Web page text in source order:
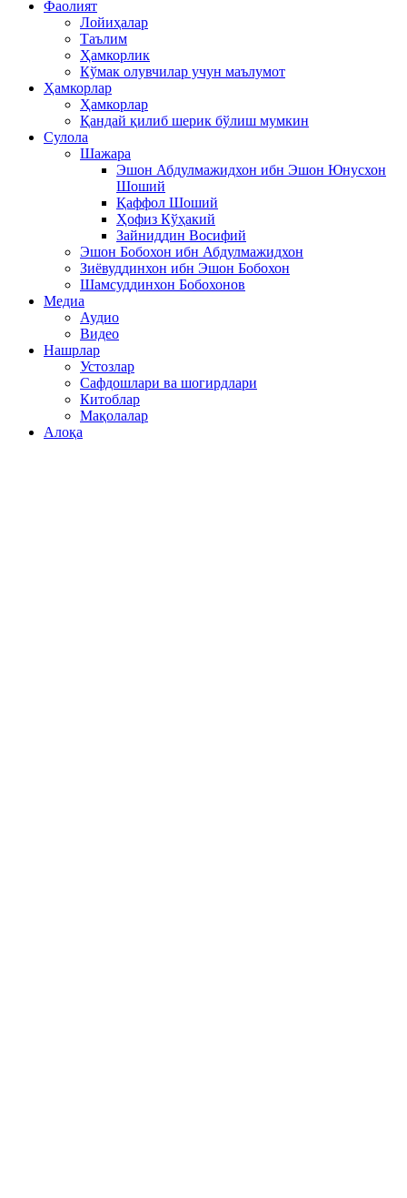
Фаолият
Лойиҳалар
Таълим
Ҳамкорлик
Кўмак олувчилар учун маълумот
Ҳамкорлар
Ҳамкорлар
Қандай қилиб шерик бўлиш мумкин
Сулола
Шажара
Эшон Абдулмажидхон ибн Эшон Юнусхон
Шоший
Қаффол Шоший
Ҳофиз Кўҳакий
Зайниддин Восифий
Эшон Бобохон ибн Абдулмажидхон
Зиёвуддинхон ибн Эшон Бобохон
Шамсуддинхон Бобохонов
Медиа
Аудио
Видео
Нашрлар
Устозлар
Сафдошлари ва шогирдлари
Китоблар
Мақолалар
Алоқа